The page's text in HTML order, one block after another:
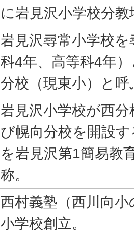
に岩見沢小学校分
岩見沢尋常小学校
科4年、高等科4年
分校（現東小）と呼
岩見沢小学校が西
び幌向分校を開設
を岩見沢第1簡易教
称。
西村義塾（西川向
小学校創立。